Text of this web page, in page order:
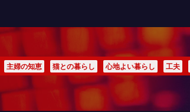
主婦の知恵 猫との暮らし 心地よい暮らし 工夫